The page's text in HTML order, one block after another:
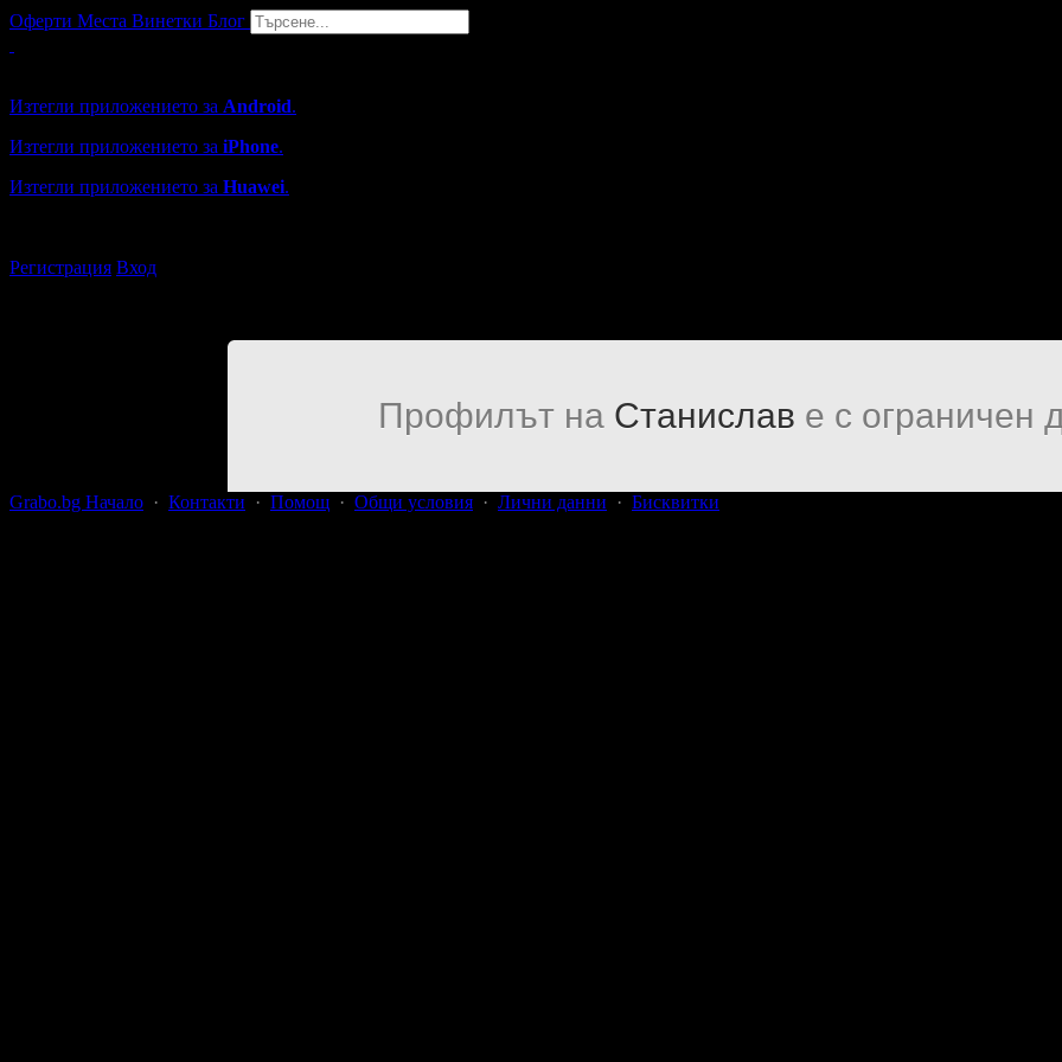
Оферти Места Винетки Блог
Изтегли приложението за Android.
Изтегли приложението за iPhone.
Изтегли приложението за Huawei.
Регистрация Вход
Профилът на Станислав е с ограничен
Grabo.bg Начало · Контакти · Помощ · Общи условия · Лични данни · Бисквитки